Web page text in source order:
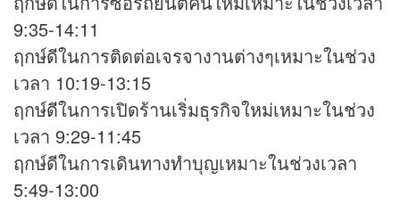
9:35-14:11
ฤกษ์ดีในการติดต่อเจรจางานต่างๆเหมาะในช่วง
เวลา 10:19-13:15
ฤกษ์ดีในการเปิดร้านเริ่มธุรกิจใหม่เหมาะในช่วง
เวลา 9:29-11:45
ฤกษ์ดีในการเดินทางทำบุญเหมาะในช่วงเวลา
5:49-13:00